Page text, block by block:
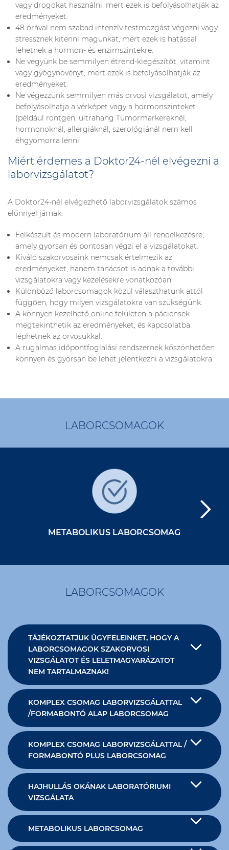
vagy drogokat használni, mert ezek is befolyásolhatják az
eredményeket.
48 órával nem szabad intenzív testmozgást végezni vagy
stressznek kitenni magunkat, mert ezek is hatással
lehetnek a hormon- és enzimszintekre.
Ne vegyünk be semmilyen étrend-kiegészítőt, vitamint
vagy gyógynövényt, mert ezek is befolyásolhatják az
eredményeket.
Ne végezzünk semmilyen más orvosi vizsgálatot, amely
befolyásolhatja a vérképet vagy a hormonszinteket
(például röntgen, ultrahang Tumormarkereknél,
hormonoknál, allergiáknál, szerológiánál nem kell
éhgyomorra lenni
Miért érdemes a Doktor24-nél elvégezni a
laborvizsgálatot?
A Doktor24-nél elvégezhető laborvizsgálatok számos
előnnyel járnak:
Felkészült és modern laboratórium áll rendelkezésre,
amely gyorsan és pontosan végzi el a vizsgálatokat.
Kiváló szakorvosaink nemcsak értelmezik az
eredményeket, hanem tanácsot is adnak a további
vizsgálatokra vagy kezelésekre vonatkozóan.
Különböző laborcsomagok közül választhatunk attól
függően, hogy milyen vizsgálatokra van szükségünk.
A könnyen kezelhető online felületen a páciensek
megtekinthetik az eredményeket, és kapcsolatba
léphetnek az orvosukkal.
A rugalmas időpontfoglalási rendszernek köszönhetően
könnyen és gyorsan be lehet jelentkezni a vizsgálatokra.
LABORCSOMAGOK
METABOLIKUS LABORCSOMAG
LABORCSOMAGOK
TÁJÉKOZTATJUK ÜGYFELEINKET, HOGY A
LABORCSOMAGOK SZAKORVOSI
VIZSGÁLATOT ÉS LELETMAGYARÁZATOT
NEM TARTALMAZNAK!
KOMPLEX CSOMAG LABORVIZSGÁLATTAL
/FORMABONTÓ ALAP LABORCSOMAG
KOMPLEX CSOMAG LABORVIZSGÁLATTAL /
FORMABONTÓ PLUS LABORCSOMAG
HAJHULLÁS OKÁNAK LABORATÓRIUMI
VIZSGÁLATA
METABOLIKUS LABORCSOMAG